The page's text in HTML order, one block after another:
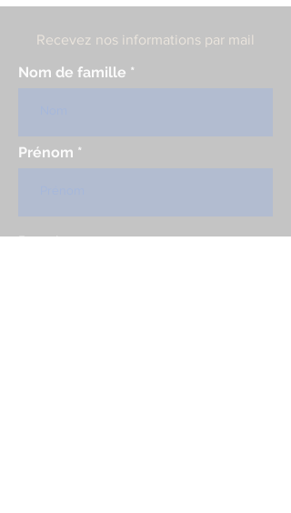
Recevez nos informations par mail
Nom de famille
Prénom
Pays